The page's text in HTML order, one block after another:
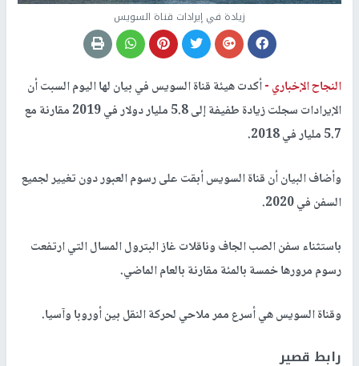
زيادة في إيرادات قناة السويس
النجاح الإخباري -أكدت هيئة قناة السويس في بيان لها اليوم السبت أن
الإيرادات سجلت زيادة طفيفة إلى 5.8 مليار دولار في 2019 مقارنة مع
5.7 مليار في 2018.
وأضاف البيان أن قناة السويس أبقت على رسوم العبور دون تغيير لجميع
السفن في 2020.
باستثناء سفن الصب الجاف وناقلات غاز البترول المسال التي ارتفعت
رسوم مرورها خمسة بالمئة مقارنة بالعام الماضي.
وقناة السويس هي أسرع ممر ملاحي لحركة النقل بين أوروبا وآسيا.
رابط قصير